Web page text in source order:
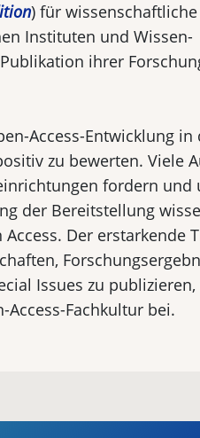
) für
Instituten und Wissen­
ihrer
Access-Entwicklung in
zu bewerten. Viele
for­dern und
der Bereitstellung
Der erstarkende
Issues zu
Access-Fachkultur bei.